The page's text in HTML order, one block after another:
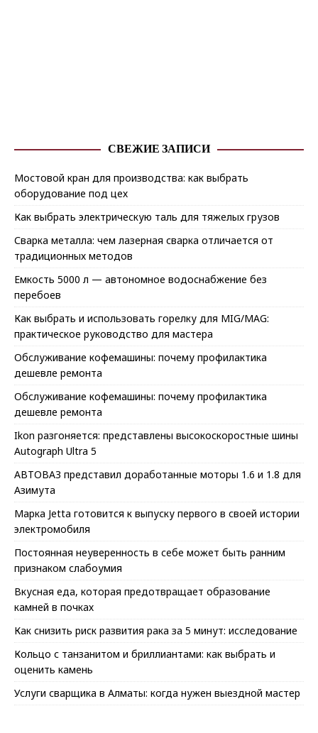
СВЕЖИЕ ЗАПИСИ
Мостовой кран для производства: как выбрать
оборудование под цех
Как выбрать электрическую таль для тяжелых грузов
Сварка металла: чем лазерная сварка отличается от
традиционных методов
Емкость 5000 л — автономное водоснабжение без
перебоев
Как выбрать и использовать горелку для MIG/MAG:
практическое руководство для мастера
Обслуживание кофемашины: почему профилактика
дешевле ремонта
Обслуживание кофемашины: почему профилактика
дешевле ремонта
Ikon разгоняется: представлены высокоскоростные шины
Autograph Ultra 5
АВТОВАЗ представил доработанные моторы 1.6 и 1.8 для
Азимута
Марка Jetta готовится к выпуску первого в своей истории
электромобиля
Постоянная неуверенность в себе может быть ранним
признаком слабоумия
Вкусная еда, которая предотвращает образование
камней в почках
Как снизить риск развития рака за 5 минут: исследование
Кольцо с танзанитом и бриллиантами: как выбрать и
оценить камень
Услуги сварщика в Алматы: когда нужен выездной мастер